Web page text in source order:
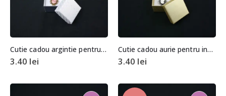
Cutie cadou argintie pentru inel/cercei
3.40 lei
Cutie cadou aurie pentru inel/cercei
3.40 lei